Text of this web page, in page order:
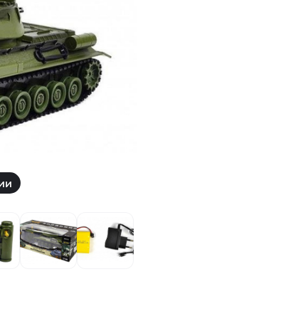
Заказать звонок
соцсети: